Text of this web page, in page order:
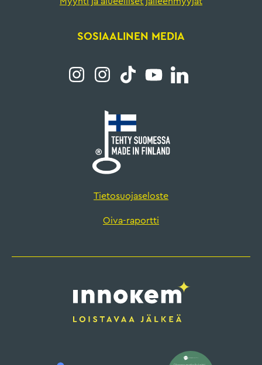
SOSIAALINEN MEDIA
Tietosuojaseloste
Oiva-raportti